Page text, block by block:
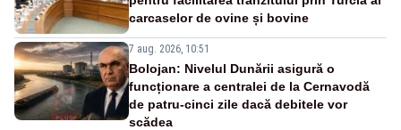
carcaselor de ovine și bovine
7 aug. 2026, 10:51
Bolojan: Nivelul Dunării asigură o
funcționare a centralei de la Cernavodă
de patru-cinci zile dacă debitele vor
scădea